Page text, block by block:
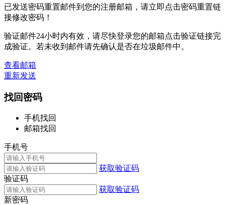
已发送密码重置邮件到您的注册邮箱，请立即点击密码重置链
接修改密码！
验证邮件24小时内有效，请尽快登录您的邮箱点击验证链接完
成验证。若未收到邮件请先确认是否在垃圾邮件中。
查看邮箱
重新发送
找回密码
手机找回
邮箱找回
手机号
获取验证码
验证码
获取验证码
新密码